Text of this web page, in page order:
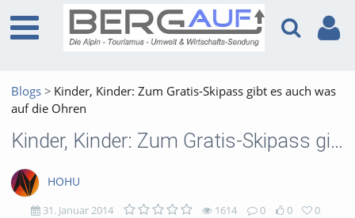
Blogs
Kinder, Kinder: Zum Gratis-Skipass gibt es auch was
auf die Ohren
Kinder, Kinder: Zum Gratis-Skipass gibt es auch was auf die Ohren
HOHU
31. Januar 2014 1614 0 0 0